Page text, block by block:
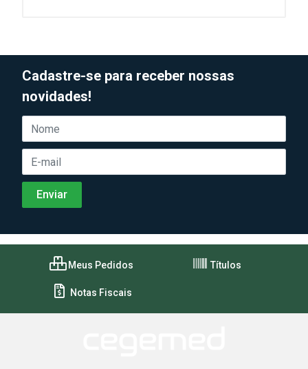
Cadastre-se para receber nossas
novidades!
Meus Pedidos Títulos
Notas Fiscais